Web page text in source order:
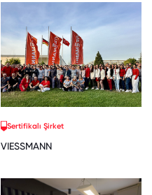
Sertifikalı Şirket
VIESSMANN